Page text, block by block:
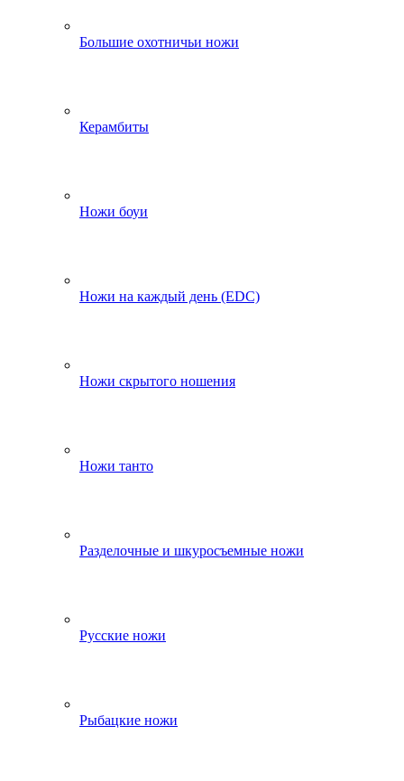
Большие охотничьи ножи
Керамбиты
Ножи боуи
Ножи на каждый день (EDC)
Ножи скрытого ношения
Ножи танто
Разделочные и шкуросъемные ножи
Русские ножи
Рыбацкие ножи